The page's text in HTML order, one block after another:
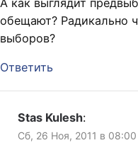
обещают? Радикально
выборов?
Ответить
Stas Kulesh:
Сб, 26 Ноя, 2011 в 08:00